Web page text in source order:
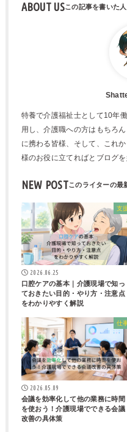
ABOUT US
特養で介護福祉士として10年
用し、介護職への方はもちろ
に携わる皆様、そして、これ
様のお役に立てればとブログを
NEW POST
支
2026.06.25
口腔ケアの基本｜介護現場で知っ
ておきたい目的・やり方・注意点
をわかりやすく解説
仕
2026.05.09
会議を効率化して他の業務に時間
を使おう！介護現場でできる会議
改善の具体策